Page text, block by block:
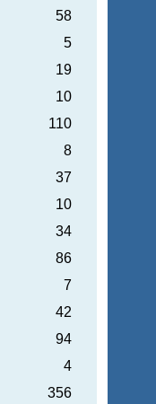
58
5
19
10
110
8
37
10
34
86
7
42
94
4
356